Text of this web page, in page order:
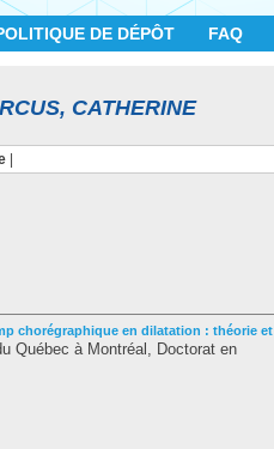
DE DÉPÔT FAQ
CATHERINE
|
chorégraphique en dilatation : théorie et
Québec à Montréal, Doctorat en